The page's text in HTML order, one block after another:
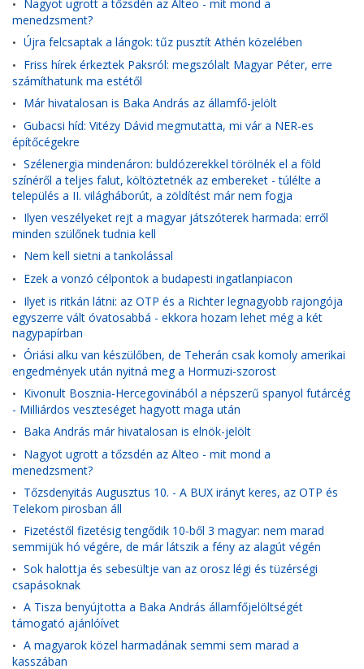
• Nagyot ugrott a tőzsdén az Alteo - mit mond a
menedzsment?
• Újra felcsaptak a lángok: tűz pusztít Athén közelében
• Friss hírek érkeztek Paksról: megszólalt Magyar Péter, erre
számíthatunk ma estétől
• Már hivatalosan is Baka András az államfő-jelölt
• Gubacsi híd: Vitézy Dávid megmutatta, mi vár a NER-es
építőcégekre
• Szélenergia mindenáron: buldózerekkel törölnék el a föld
színéről a teljes falut, költöztetnék az embereket - túlélte a
település a II. világháborút, a zöldítést már nem fogja
• Ilyen veszélyeket rejt a magyar játszóterek harmada: erről
minden szülőnek tudnia kell
• Nem kell sietni a tankolással
• Ezek a vonzó célpontok a budapesti ingatlanpiacon
• Ilyet is ritkán látni: az OTP és a Richter legnagyobb rajongója
egyszerre vált óvatosabbá - ekkora hozam lehet még a két
nagypapírban
• Óriási alku van készülőben, de Teherán csak komoly amerikai
engedmények után nyitná meg a Hormuzi-szorost
• Kivonult Bosznia-Hercegovinából a népszerű spanyol futárcég
- Milliárdos veszteséget hagyott maga után
• Baka András már hivatalosan is elnök-jelölt
• Nagyot ugrott a tőzsdén az Alteo - mit mond a
menedzsment?
• Tőzsdenyitás Augusztus 10. - A BUX irányt keres, az OTP és
Telekom pirosban áll
• Fizetéstől fizetésig tengődik 10-ből 3 magyar: nem marad
semmijük hó végére, de már látszik a fény az alagút végén
• Sok halottja és sebesültje van az orosz légi és tüzérségi
csapásoknak
• A Tisza benyújtotta a Baka András államfőjelöltségét
támogató ajánlóívet
• A magyarok közel harmadának semmi sem marad a
kasszában